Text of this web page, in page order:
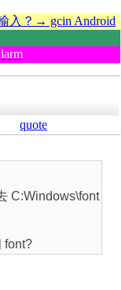
入？→ gcin Android
quote
C:Windows\font
font?